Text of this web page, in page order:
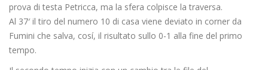
prova di testa Petricca, ma la sfera colpisce la traversa.
Al 37′ il tiro del numero 10 di casa viene deviato in corner da
Fumini che salva, cosí, il risultato sullo 0-1 alla fine del primo
tempo.